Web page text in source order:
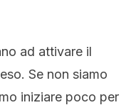
ad attivare il
Se non siamo
iniziare poco per